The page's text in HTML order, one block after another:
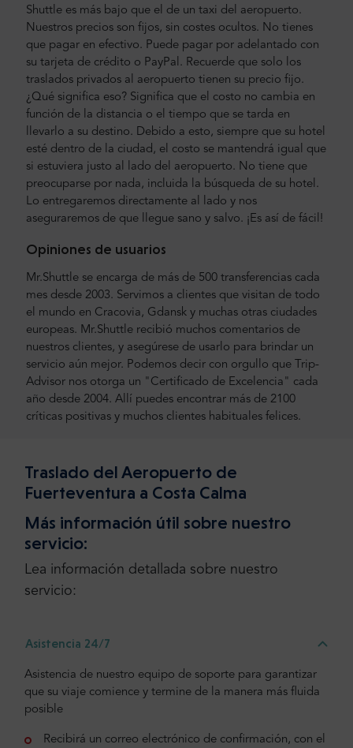
Shuttle es más bajo que el de un taxi del aeropuerto.
Nuestros precios son fijos, sin costes ocultos. No tienes
que pagar en efectivo. Puede pagar por adelantado con
su tarjeta de crédito o PayPal. Recuerde que solo los
traslados privados al aeropuerto tienen su precio fijo.
¿Qué significa eso? Significa que el costo no cambia en
función de la distancia o el tiempo que se tarda en
llevarlo a su destino. Debido a esto, siempre que su hotel
esté dentro de la ciudad, el costo se mantendrá igual que
si estuviera justo al lado del aeropuerto. No tiene que
preocuparse por nada, incluida la búsqueda de su hotel.
Lo entregaremos directamente al lado y nos
aseguraremos de que llegue sano y salvo. ¡Es así de fácil!
Opiniones de usuarios
Mr.Shuttle se encarga de más de 500 transferencias cada
mes desde 2003. Servimos a clientes que visitan de todo
el mundo en Cracovia, Gdansk y muchas otras ciudades
europeas. Mr.Shuttle recibió muchos comentarios de
nuestros clientes, y asegúrese de usarlo para brindar un
servicio aún mejor. Podemos decir con orgullo que Trip-
Advisor nos otorga un "Certificado de Excelencia" cada
año desde 2004. Allí puedes encontrar más de 2100
críticas positivas y muchos clientes habituales felices.
Traslado del Aeropuerto de
Fuerteventura a Costa Calma
Más información útil sobre nuestro
servicio:
Lea información detallada sobre nuestro
servicio:
Asistencia 24/7
Asistencia de nuestro equipo de soporte para garantizar
que su viaje comience y termine de la manera más fluida
posible
Recibirá un correo electrónico de confirmación, con el